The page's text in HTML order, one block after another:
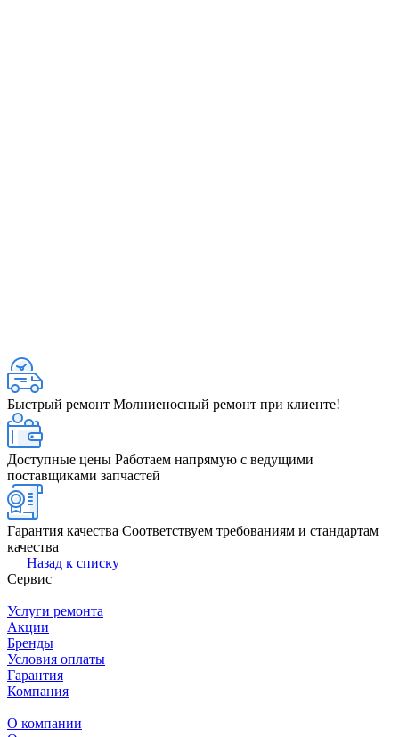
Быстрый ремонт Молниеносный ремонт при клиенте!
Доступные цены Работаем напрямую с ведущими
поставщиками запчастей
Гарантия качества Соответствуем требованиям и стандартам
качества
Назад к списку
Сервис
Услуги ремонта
Акции
Бренды
Условия оплаты
Гарантия
Компания
О компании